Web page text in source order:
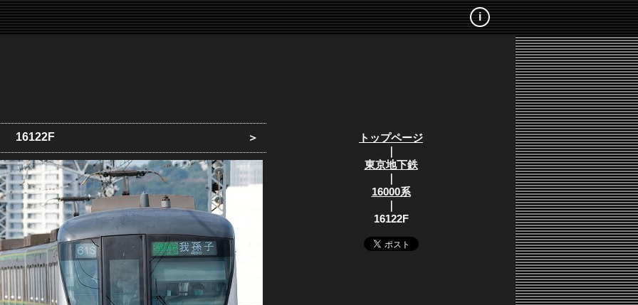
i
16122F ＞
トップページ
｜
東京地下鉄
｜
16000系
｜
16122F